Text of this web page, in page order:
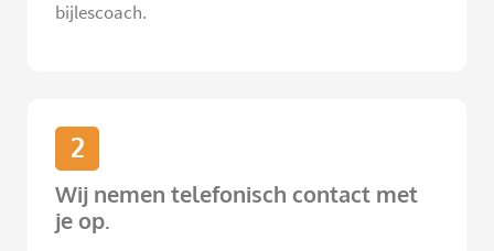
bijlescoach.
2
Wij nemen telefonisch contact met
je op.